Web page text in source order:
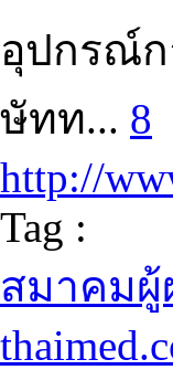
อุปกรณ์ก
ษัทท... 8
http://
Tag :
สมาคมผู้